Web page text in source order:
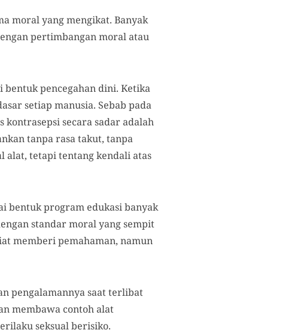
moral yang mengikat. Banyak
pertimbangan moral atau
pencegahan dini. Ketika
setiap manusia. Sebab pada
secara sadar adalah
tanpa rasa takut, tanpa
alat, tetapi tentang kendali atas
bentuk program edukasi banyak
standar moral yang sempit
memberi pemahaman, namun
pengalamannya saat terlibat
membawa contoh alat
seksual berisiko.